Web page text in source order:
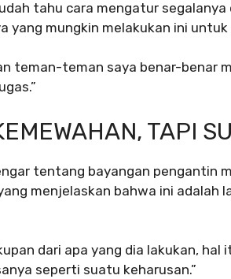
tahu cara mengatur
yang mungkin melakukan ini untuk
teman-teman saya benar-benar
TAPI
tentang bayangan pengantin
menjelaskan bahwa ini adalah
dari apa yang dia lakukan,
seperti suatu keharusan.”